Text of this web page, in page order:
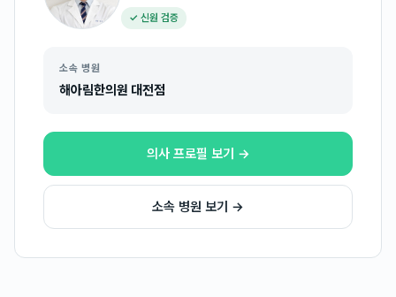
✓ 신원 검증
소속 병원
해아림한의원 대전점
의사 프로필 보기 →
소속 병원 보기 →